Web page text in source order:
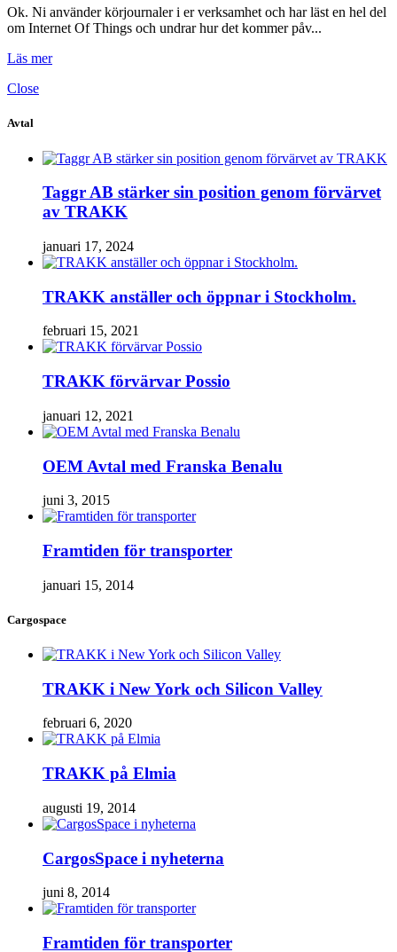
Ok. Ni använder körjournaler i er verksamhet och har läst en hel del
om Internet Of Things och undrar hur det kommer påv...
Läs mer
Close
Avtal
Taggr AB stärker sin position genom förvärvet
av TRAKK
januari 17, 2024
TRAKK anställer och öppnar i Stockholm.
februari 15, 2021
TRAKK förvärvar Possio
januari 12, 2021
OEM Avtal med Franska Benalu
juni 3, 2015
Framtiden för transporter
januari 15, 2014
Cargospace
TRAKK i New York och Silicon Valley
februari 6, 2020
TRAKK på Elmia
augusti 19, 2014
CargosSpace i nyheterna
juni 8, 2014
Framtiden för transporter